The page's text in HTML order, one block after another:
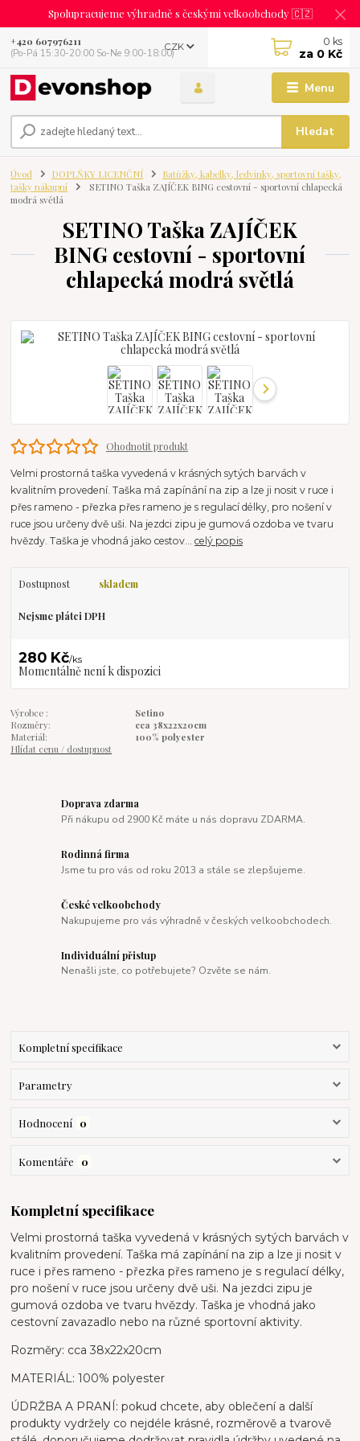
Spolupracujeme výhradně s českými velkoobchody 🇨🇿
Menu
CZK
Hledat
+420 607976211
(Po-Pá 15:30-20:00 So-Ne 9:00-18:00)
0 ks
za 0 Kč
Úvod DOPLŇKY LICENČNÍ
Batůžky, kabelky, ledvinky, sportovní tašky,
tašky nákupní
SETINO Taška ZAJÍČEK BING cestovní - sportovní chlapecká
modrá světlá
SETINO Taška ZAJÍČEK
BING cestovní - sportovní
chlapecká modrá světlá
Ohodnotit produkt
Velmi prostorná taška vyvedená v krásných sytých barvách v
kvalitním provedení. Taška má zapínání na zip a lze ji nosit v ruce i
přes rameno - přezka přes rameno je s regulací délky, pro nošení v
ruce jsou určeny dvě uši. Na jezdci zipu je gumová ozdoba ve tvaru
hvězdy. Taška je vhodná jako cestov...celý popis
Dostupnost skladem
Nejsme plátci DPH
280 Kč/ks
Momentálně není k dispozici
Výrobce :
Setino
Rozměry:
cca 38x22x20cm
Materiál:
100% polyester
Hlídat cenu / dostupnost
Doprava zdarma
Při nákupu od 2900 Kč máte u nás dopravu ZDARMA.
Rodinná firma
Jsme tu pro vás od roku 2013 a stále se zlepšujeme.
České velkoobchody
Nakupujeme pro vás výhradně v českých velkoobchodech.
Individuální přistup
Nenašli jste, co potřebujete? Ozvěte se nám.
Kompletní specifikace
Parametry
Hodnocení 0
Komentáře 0
Kompletní specifikace
Velmi prostorná taška vyvedená v krásných sytých barvách v
kvalitním provedení. Taška má zapínání na zip a lze ji nosit v
ruce i přes rameno - přezka přes rameno je s regulací délky,
pro nošení v ruce jsou určeny dvě uši. Na jezdci zipu je
gumová ozdoba ve tvaru hvězdy. Taška je vhodná jako
cestovní zavazadlo nebo na různé sportovní aktivity.
Rozměry: cca 38x22x20cm
MATERIÁL: 100% polyester
ÚDRŽBA A PRANÍ: pokud chcete, aby oblečení a další
produkty vydržely co nejdéle krásné, rozměrově a tvarově